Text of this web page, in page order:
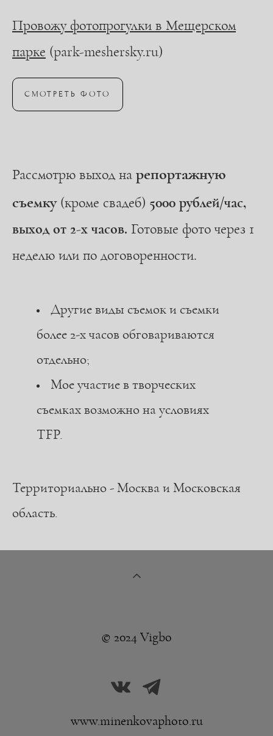
Провожу фотопрогулки в Мещерском
парке (park-meshersky.ru)
СМОТРЕТЬ ФОТО
Рассмотрю выход на репортажную
съемку(кроме свадеб) 5000 рублей/час,
выход от 2-х часов. Готовые фото через 1
неделю или по договоренности.
Другие виды съемок и съемки
более 2-х часов обговариваются
отдельно;
Мое участие в творческих
съемках возможно на условиях
TFP.
Территориально - Москва и Московская
область.
© 2024 Vigbo
www.minenkovaphoto.ru